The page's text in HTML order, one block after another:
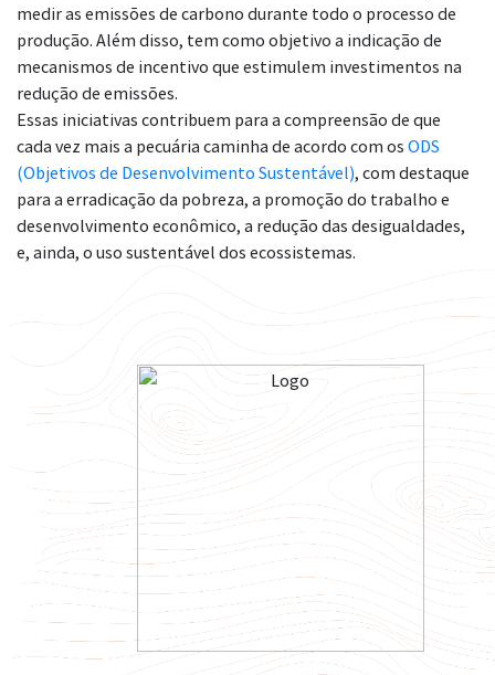
medir as emissões de carbono durante todo o processo de
produção. Além disso, tem como objetivo a indicação de
mecanismos de incentivo que estimulem investimentos na
redução de emissões.
Essas iniciativas contribuem para a compreensão de que
cada vez mais a pecuária caminha de acordo com os ODS
(Objetivos de Desenvolvimento Sustentável), com destaque
para a erradicação da pobreza, a promoção do trabalho e
desenvolvimento econômico, a redução das desigualdades,
e, ainda, o uso sustentável dos ecossistemas.